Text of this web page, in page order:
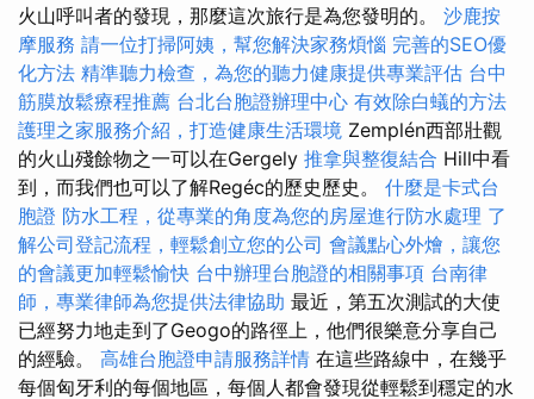
火山呼叫者的發現，那麼這次旅行是為您發明的。 沙鹿按
摩服務 請一位打掃阿姨，幫您解決家務煩惱 完善的SEO優
化方法 精準聽力檢查，為您的聽力健康提供專業評估 台中
筋膜放鬆療程推薦 台北台胞證辦理中心 有效除白蟻的方法
護理之家服務介紹，打造健康生活環境 Zemplén西部壯觀
的火山殘餘物之一可以在Gergely 推拿與整復結合 Hill中看
到，而我們也可以了解Regéc的歷史歷史。 什麼是卡式台
胞證 防水工程，從專業的角度為您的房屋進行防水處理 了
解公司登記流程，輕鬆創立您的公司 會議點心外燴，讓您
的會議更加輕鬆愉快 台中辦理台胞證的相關事項 台南律
師，專業律師為您提供法律協助 最近，第五次測試的大使
已經努力地走到了Geogo的路徑上，他們很樂意分享自己
的經驗。 高雄台胞證申請服務詳情 在這些路線中，在幾乎
每個匈牙利的每個地區，每個人都會發現從輕鬆到穩定的水